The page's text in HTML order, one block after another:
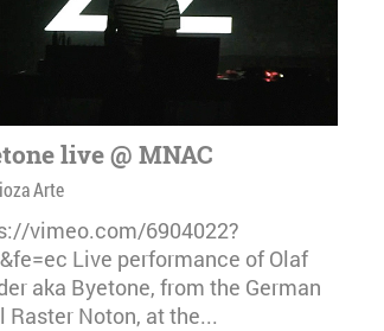
live @ MNAC
Arte
vimeo.com/6904022?
Live performance of Olaf
aka Byetone, from the German
Raster Noton, at the...